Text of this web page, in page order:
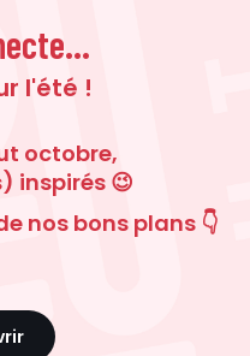
l'été !
octobre,
inspirés 😉
nos bons plans 👇